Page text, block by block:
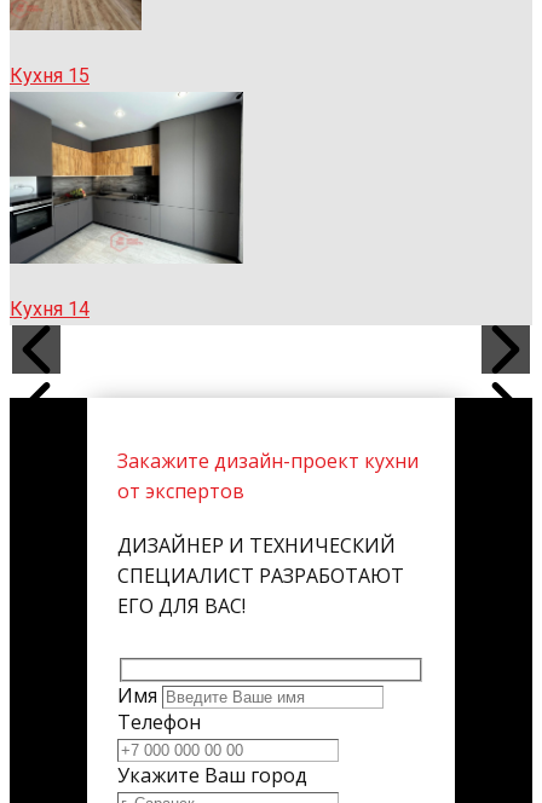
Кухня 15
Кухня 14
Закажите дизайн-проект кухни
от экспертов
ДИЗАЙНЕР И ТЕХНИЧЕСКИЙ
СПЕЦИАЛИСТ РАЗРАБОТАЮТ
ЕГО ДЛЯ ВАС!
Имя
Телефон
Укажите Ваш город